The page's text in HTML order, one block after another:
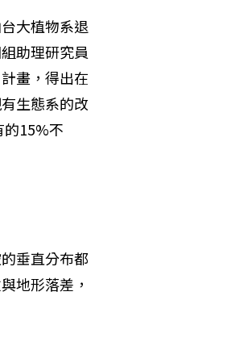
大植物系退
助理研究員
畫，得出在
生態系的改
15%不
垂直分布都
地形落差，